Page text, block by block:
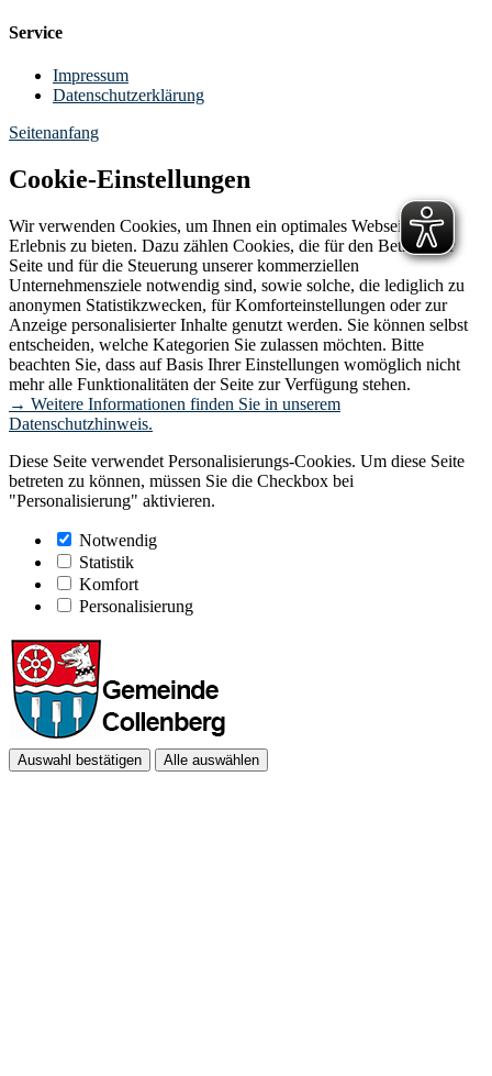
Service
Impressum
Datenschutzerklärung
Seitenanfang
Cookie-Einstellungen
Wir verwenden Cookies, um Ihnen ein optimales Webseiten-
Erlebnis zu bieten. Dazu zählen Cookies, die für den Betrieb der
Seite und für die Steuerung unserer kommerziellen
Unternehmensziele notwendig sind, sowie solche, die lediglich zu
anonymen Statistikzwecken, für Komforteinstellungen oder zur
Anzeige personalisierter Inhalte genutzt werden. Sie können selbst
entscheiden, welche Kategorien Sie zulassen möchten. Bitte
beachten Sie, dass auf Basis Ihrer Einstellungen womöglich nicht
mehr alle Funktionalitäten der Seite zur Verfügung stehen.
→ Weitere Informationen finden Sie in unserem
Datenschutzhinweis.
Diese Seite verwendet Personalisierungs-Cookies. Um diese Seite
betreten zu können, müssen Sie die Checkbox bei
"Personalisierung" aktivieren.
Notwendig
Statistik
Komfort
Personalisierung
Auswahl bestätigen Alle auswählen